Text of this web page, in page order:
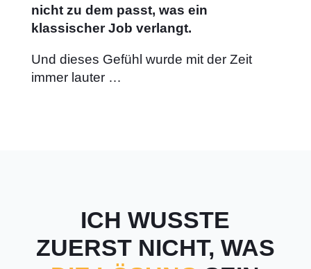
nicht zu dem passt, was ein
klassischer Job verlangt.
Und dieses Gefühl wurde mit der Zeit
immer lauter …
ICH WUSSTE
ZUERST NICHT, WAS